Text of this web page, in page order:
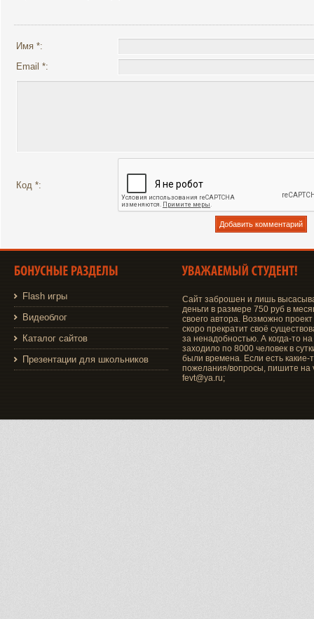
Имя *:
Email *:
Код *:
Flash игры
Видеоблог
Каталог сайтов
Презентации для школьников
Сайт заброшен и лишь
деньги в размере 750 руб в
своего автора. Возможно проект
скоро прекратит своё
за ненадобностью. А когда-то на
заходило по 8000 человек в
были времена. Если есть какие-
пожелания/вопросы, пишите на
fevt@ya.ru;